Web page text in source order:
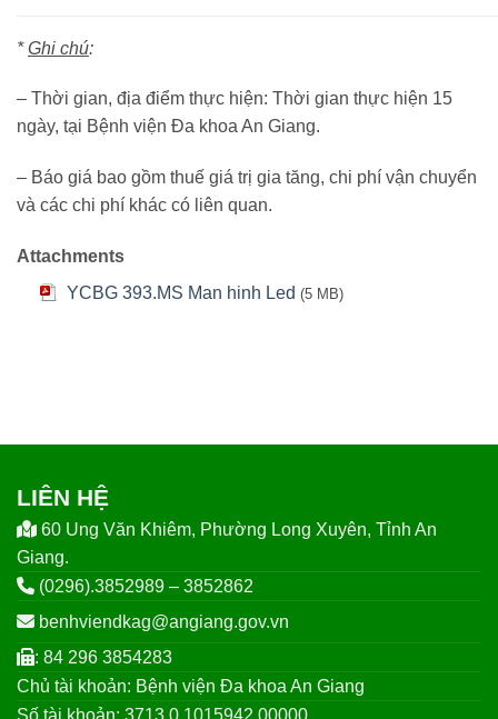
*Ghi chú:
– Thời gian, địa điểm thực hiện: Thời gian thực hiện 15
ngày, tại Bệnh viện Đa khoa An Giang.
– Báo giá bao gồm thuế giá trị gia tăng, chi phí vận chuyển
và các chi phí khác có liên quan.
Attachments
YCBG 393.MS Man hinh Led (5 MB)
LIÊN HỆ
60 Ung Văn Khiêm, Phường Long Xuyên, Tỉnh An
Giang.
(0296).3852989 – 3852862
benhviendkag@angiang.gov.vn
: 84 296 3854283
Chủ tài khoản: Bệnh viện Đa khoa An Giang
Số tài khoản: 3713.0.1015942.00000